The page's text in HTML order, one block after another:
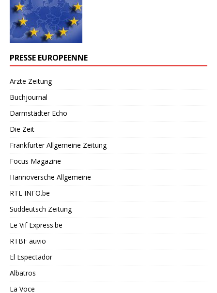
PRESSE EUROPEENNE
Arzte Zeitung
Buchjournal
Darmstädter Echo
Die Zeit
Frankfurter Allgemeine Zeitung
Focus Magazine
Hannoversche Allgemeine
RTL INFO.be
Süddeutsch Zeitung
Le Vif Express.be
RTBF auvio
El Espectador
Albatros
La Voce